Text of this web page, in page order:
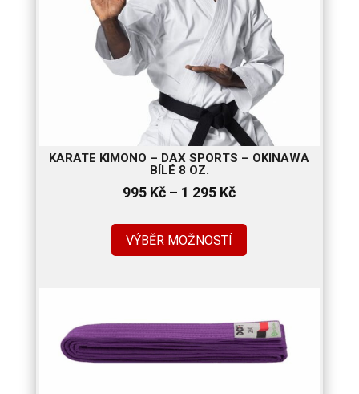
KARATE KIMONO – DAX SPORTS – OKINAWA
BÍLÉ 8 OZ.
995 Kč – 1 295 KčRozpětí
995 Kč
až
VÝBĚR MOŽNOSTÍ